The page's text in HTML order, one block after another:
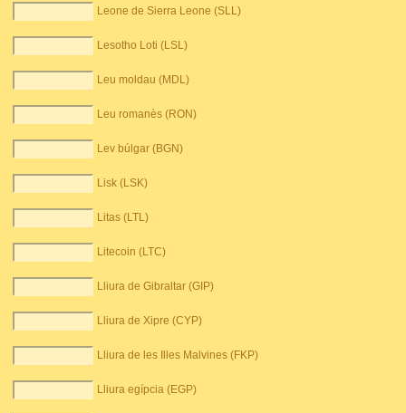
Leone de Sierra Leone (SLL)
Lesotho Loti (LSL)
Leu moldau (MDL)
Leu romanès (RON)
Lev búlgar (BGN)
Lisk (LSK)
Litas (LTL)
Litecoin (LTC)
Lliura de Gibraltar (GIP)
Lliura de Xipre (CYP)
Lliura de les Illes Malvines (FKP)
Lliura egípcia (EGP)